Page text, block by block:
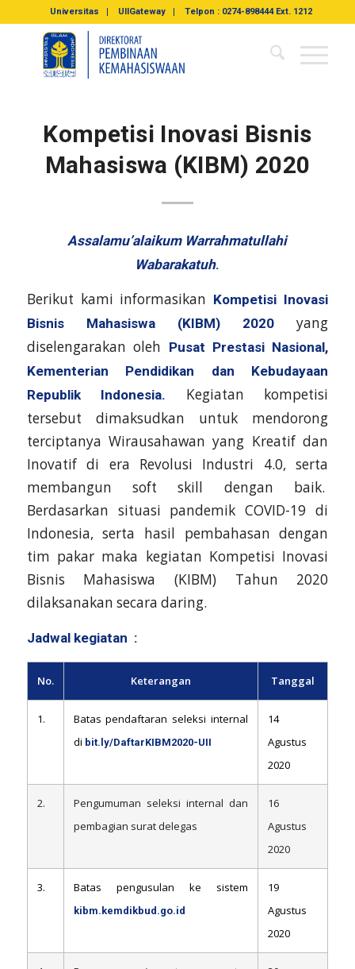
Universitas UIIGateway Telpon : 0274-898444 Ext. 1212
Kompetisi Inovasi Bisnis
Mahasiswa (KIBM) 2020
Assalamu’alaikum Warrahmatullahi
Wabarakatuh.
Berikut kami informasikan Kompetisi Inovasi
Bisnis Mahasiswa (KIBM) 2020 yang
diselengarakan oleh Pusat Prestasi Nasional,
Kementerian Pendidikan dan Kebudayaan
Republik Indonesia.
Kegiatan kompetisi
tersebut dimaksudkan untuk mendorong
terciptanya Wirausahawan yang Kreatif dan
Inovatif di era Revolusi Industri 4.0, serta
membangun soft skill dengan baik.
Berdasarkan situasi pandemik COVID-19 di
Indonesia, serta hasil pembahasan dengan
tim pakar maka kegiatan Kompetisi Inovasi
Bisnis Mahasiswa (KIBM) Tahun 2020
dilaksanakan secara daring.
Jadwal kegiatan :
No. Keterangan Tanggal
1.
Batas pendaftaran seleksi internal
di bit.ly/DaftarKIBM2020-UII
14
Agustus
2020
2.
Pengumuman seleksi internal dan
pembagian surat delegas
16
Agustus
2020
3. Batas pengusulan ke sistem
kibm.kemdikbud.go.id
19
Agustus
2020